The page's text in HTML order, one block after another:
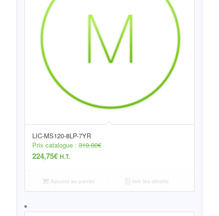
LIC-MS120-8LP-7YR
Prix catalogue :310,00€
224,75€ H.T.
Ajouter au panier Voir les détails